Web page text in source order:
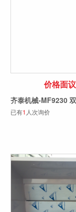
价格面议
已有1 人次询价